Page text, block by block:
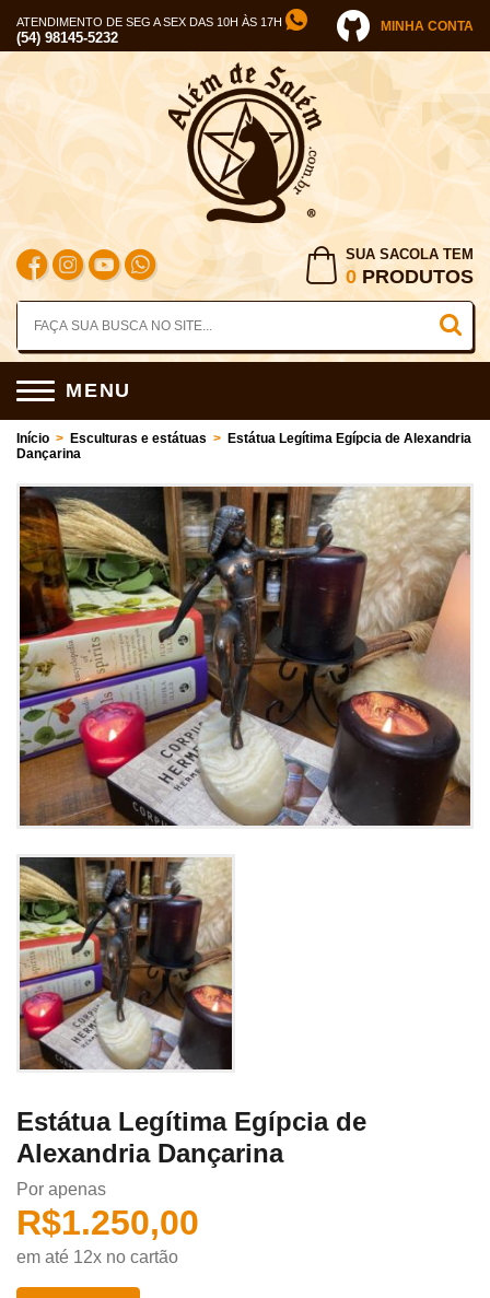
ATENDIMENTO DE SEG A SEX DAS 10H ÀS 17H
(54) 98145-5232
MINHA CONTA
SUA SACOLA TEM
0 PRODUTOS
MENU
Início > Esculturas e estátuas > Estátua Legítima Egípcia de Alexandria
Dançarina
Estátua Legítima Egípcia de
Alexandria Dançarina
Por apenas
R$1.250,00
em até 12x no cartão